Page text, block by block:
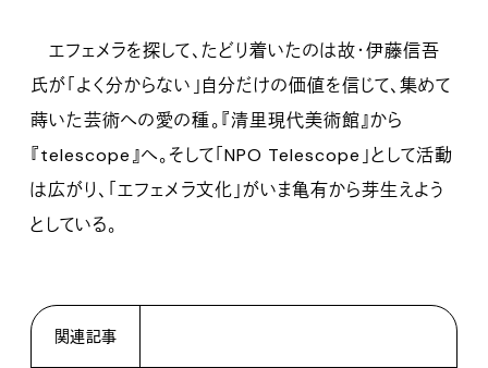
エフェメラを探して、たどり着いたのは故・伊藤信吾
氏が「よく分からない」自分だけの価値を信じて、集めて
蒔いた芸術への愛の種。『清里現代美術館』から
『telescope』へ。そして「NPO Telescope」として活動
は広がり、「エフェメラ文化」がいま亀有から芽生えよう
としている。
関連記事